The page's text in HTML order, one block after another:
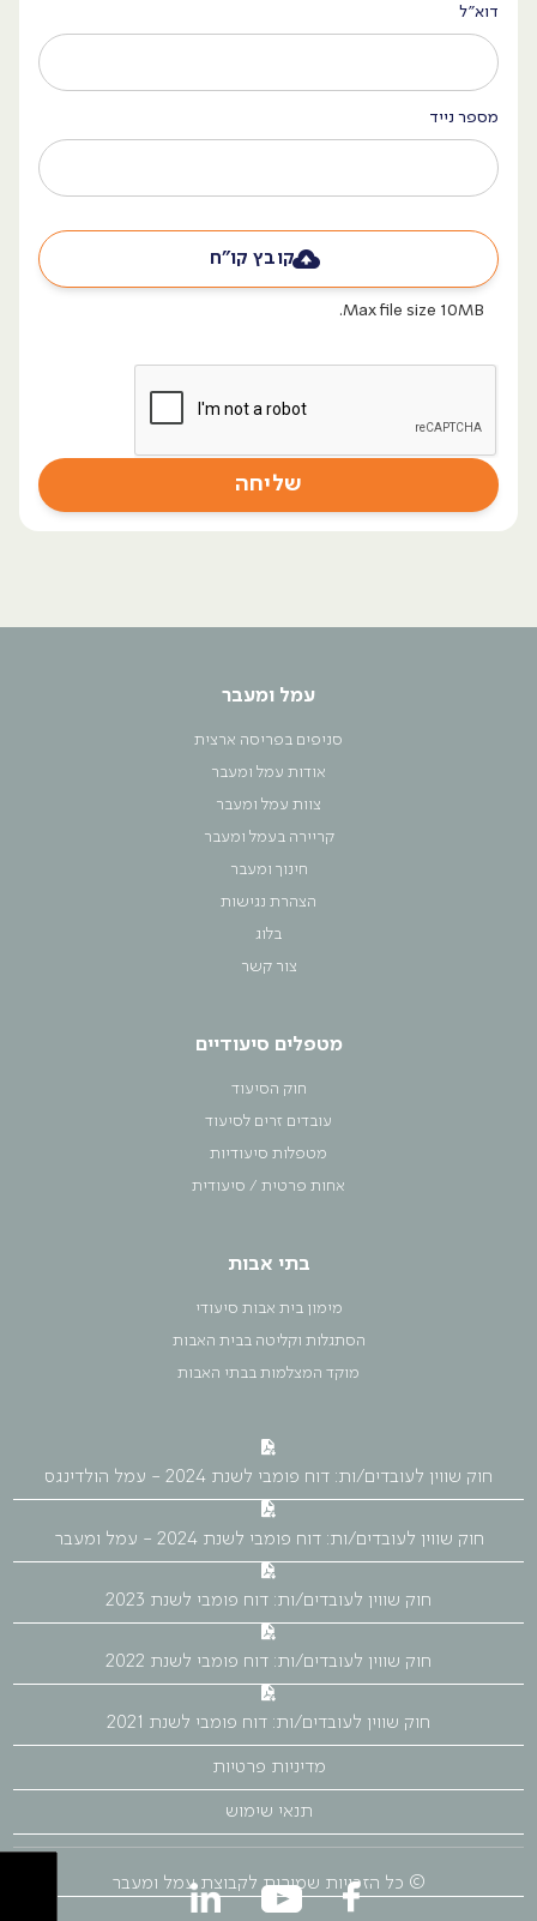
דוא״ל
מספר נייד
קובץ קו״ח
Max file size 10MB.
עמל ומעבר
סניפים בפריסה ארצית
אודות עמל ומעבר
צוות עמל ומעבר
קריירה בעמל ומעבר
חינוך ומעבר
הצהרת נגישות
בלוג
צור קשר
מטפלים סיעודיים
חוק הסיעוד
עובדים זרים לסיעוד
מטפלות סיעודיות
אחות פרטית / סיעודית
בתי אבות
מימון בית אבות סיעודי
הסתגלות וקליטה בבית האבות
מוקד המצלמות בבתי האבות
חוק שווין לעובדים/ות: דוח פומבי לשנת 2024 - עמל הולדינגס
חוק שווין לעובדים/ות: דוח פומבי לשנת 2024 - עמל ומעבר
חוק שווין לעובדים/ות: דוח פומבי לשנת 2023
חוק שווין לעובדים/ות: דוח פומבי לשנת 2022
חוק שווין לעובדים/ות: דוח פומבי לשנת 2021
מדיניות פרטיות
תנאי שימוש
© כל הזכויות שמורות לקבוצת עמל ומעבר